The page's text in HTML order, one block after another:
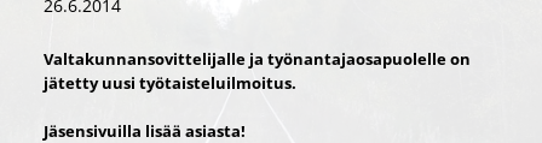
26.6.2014
Valtakunnansovittelijalle ja työnantajaosapuolelle on
jätetty uusi työtaisteluilmoitus.
Jäsensivuilla lisää asiasta!